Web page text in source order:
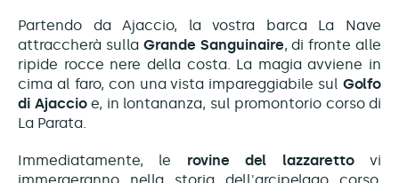
Partendo da Ajaccio, la vostra barca La Nave
attraccherà sulla Grande Sanguinaire, di fronte alle
ripide rocce nere della costa. La magia avviene in
cima al faro, con una vista impareggiabile sul Golfo
di Ajaccioe, in lontananza, sul promontorio corso di
La Parata.
Immediatamente, le rovine del lazzarettovi